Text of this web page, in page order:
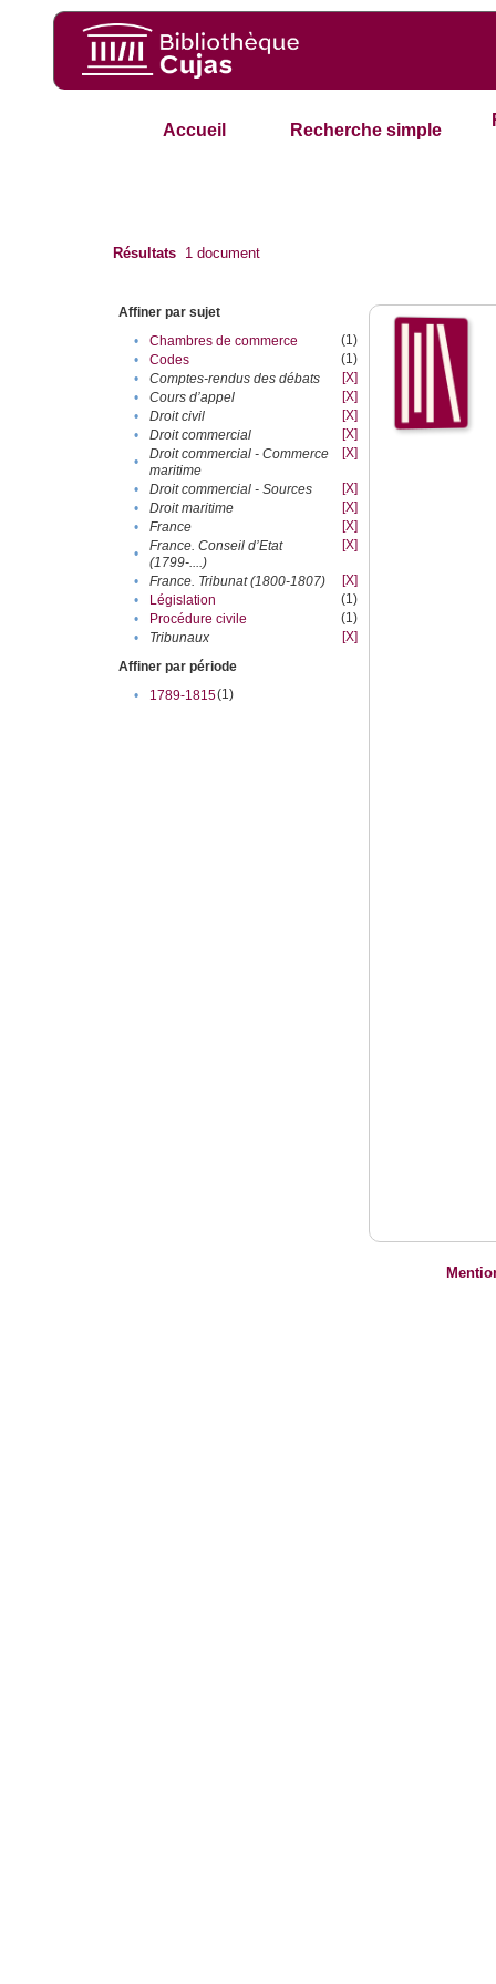
Accueil Recherche simple
Résultats 1 document
Affiner par sujet
•
Chambres de commerce
(1)
•
Codes
(1)
•
Comptes-rendus des débats
[X]
•
Cours d’appel
[X]
•
Droit civil
[X]
•
Droit commercial
[X]
•
Droit commercial - Commerce
maritime
[X]
• Droit commercial - Sources
[X]
•
Droit maritime
[X]
•
France
[X]
•
France. Conseil d’Etat
(1799-....)
[X]
• France. Tribunat (1800-1807)
[X]
•
Législation
(1)
•
Procédure civile
(1)
•
Tribunaux
[X]
Affiner par période
•
1789-1815(1)